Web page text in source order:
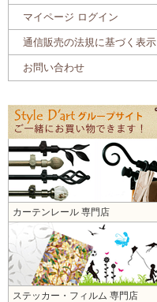
マイページ ログイン
通信販売の法規に基づく表示
お問い合わせ
カーテンレール 専門店
ステッカー・フィルム 専門店